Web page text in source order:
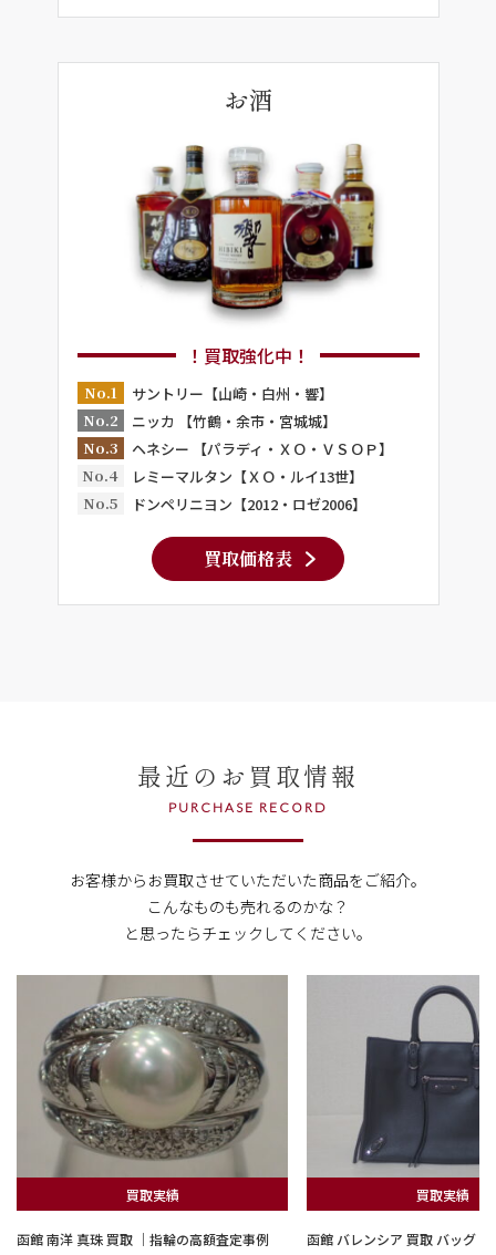
お酒
！買取強化中！
No.1
サントリー【山崎・白州・響】
No.2
ニッカ 【竹鶴・余市・宮城城】
No.3
ヘネシー 【パラディ・ＸＯ・ＶＳＯＰ】
No.4
レミーマルタン【ＸＯ・ルイ13世】
No.5
ドンペリニヨン【2012・ロゼ2006】
買取価格表
最近のお買取情報
PURCHASE RECORD
お客様からお買取させていただいた商品をご紹介。
こんなものも売れるのかな？
と思ったらチェックしてください。
買取実績
函館 南洋 真珠 買取 ｜指輪の高額査定事例
買取実績
函館 バレンシア 買取 バッグ｜